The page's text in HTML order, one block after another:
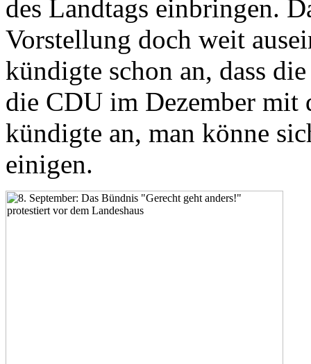
des Landtags einbringen.
Vorstellung doch weit
kündigte schon an, dass
die CDU im Dezember
kündigte an, man könne
einigen.